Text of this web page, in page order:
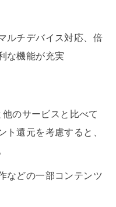
ルチデバイス対応、倍
な機能が充実
他のサービスと比べて
ト還元を考慮すると、
などの一部コンテンツ